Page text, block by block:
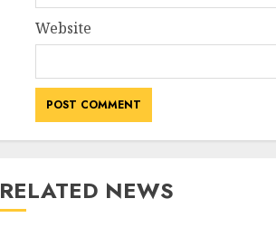
Website
RELATED NEWS